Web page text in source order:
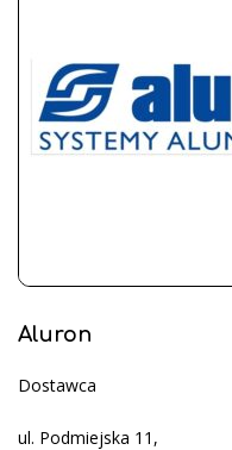
Aluron
Dostawca
ul. Podmiejska 11,